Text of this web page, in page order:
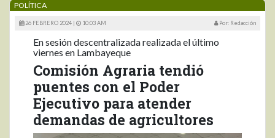
POLÍTICA
26 FEBRERO 2024 | 10:03 AM Por: Redacción
En sesión descentralizada realizada el último
viernes en Lambayeque
Comisión Agraria tendió
puentes con el Poder
Ejecutivo para atender
demandas de agricultores